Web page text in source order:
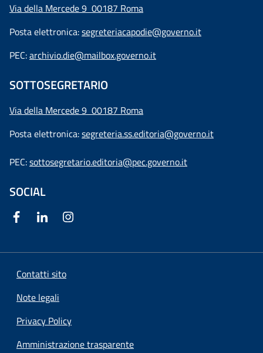
Via della Mercede 9 00187 Roma
Posta elettronica:segreteriacapodie@governo.it
PEC:archivio.die@mailbox.governo.it
SOTTOSEGRETARIO
Via della Mercede 9 00187 Roma
Posta elettronica:segreteria.ss.editoria@governo.it
PEC:sottosegretario.editoria@pec.governo.it
SOCIAL
Contatti sito
Note legali
Privacy Policy
Amministrazione trasparente